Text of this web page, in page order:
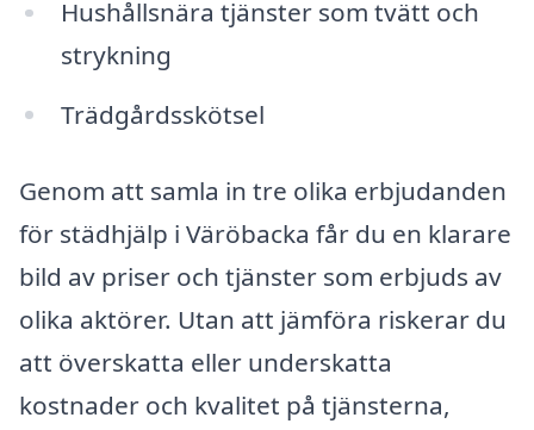
Hushållsnära tjänster som tvätt och
strykning
Trädgårdsskötsel
Genom att samla in tre olika erbjudanden
för städhjälp i Väröbacka får du en klarare
bild av priser och tjänster som erbjuds av
olika aktörer. Utan att jämföra riskerar du
att överskatta eller underskatta
kostnader och kvalitet på tjänsterna,